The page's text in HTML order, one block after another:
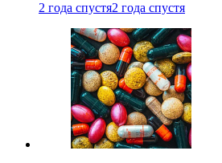
2 года спустя2 года спустя